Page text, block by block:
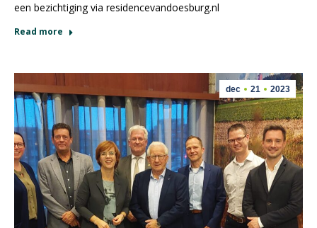
een bezichtiging via residencevandoesburg.nl
Read more
dec 21 2023